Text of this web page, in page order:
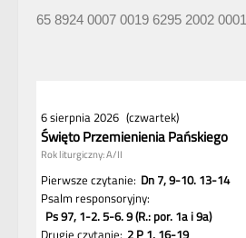
65 8924 0007 0019 6295 2002 0001